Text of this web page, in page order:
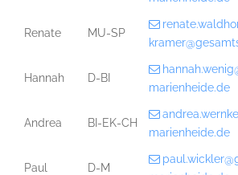
Renate MU-SP
Hannah D-BI
marienheide.de
Andrea BI-EK-CH
marienheide.de
Paul D-M